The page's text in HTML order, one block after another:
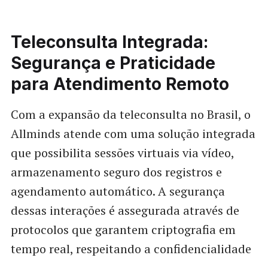
Teleconsulta Integrada:
Segurança e Praticidade
para Atendimento Remoto
Com a expansão da teleconsulta no Brasil, o
Allminds atende com uma solução integrada
que possibilita sessões virtuais via vídeo,
armazenamento seguro dos registros e
agendamento automático. A segurança
dessas interações é assegurada através de
protocolos que garantem criptografia em
tempo real, respeitando a confidencialidade